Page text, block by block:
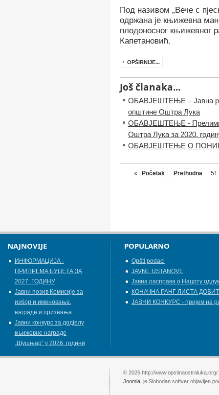
Под називом „Вече с
одржана је књижевна
плодоносног књижевног
Капетановић.
OPŠIRNIJE...
Još članaka...
ОБАВЈЕШТЕЊЕ – Јавна
општине Оштра Лука
ОБАВЈЕШТЕЊЕ -
Оштра Лука за 2020.
ОБАВЈЕШТЕЊЕ О
« Početak Prethodna 51
NAJNOVIJE
ИНФОРМАЦИЈА -
ПРИПРЕМА БУЏЕТА ЗА
2027. ГОДИНУ
Jавни позив Комисије за
избор и именовање,
награде и признања
Јавни конкурс за додјелу
књижевнe наградe
„Шушњар“ у 2026. години
POPULARNO
Opšti podaci
JAVNE USTANOVE
Јавна расправа о Нацрту
КОНАЧНА РАНГ ЛИСТА
ЈАВНИ КОНКУРС - пријем на
© 2026 http://
Joomla! je Slobodan softver objavljen